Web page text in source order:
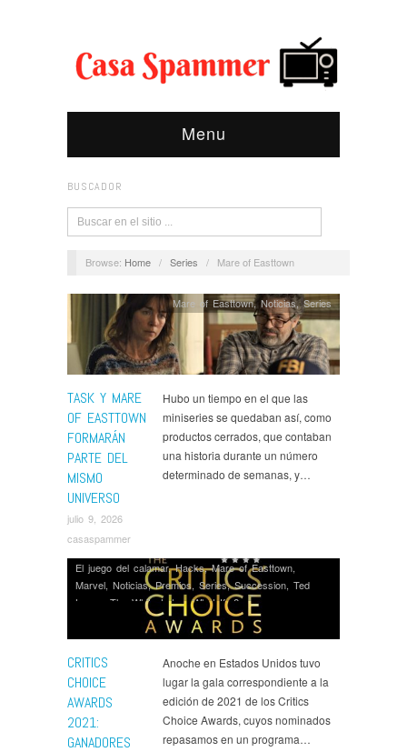
Menu
BUSCADOR
Browse: Home / Series / Mare of Easttown
TASK Y MARE
OF EASTTOWN
FORMARÁN
PARTE DEL
MISMO
UNIVERSO
julio 9, 2026
casaspammer
Mare of Easttown,Noticias,Series
Hubo un tiempo en el que las
miniseries se quedaban así, como
productos cerrados, que contaban
una historia durante un número
determinado de semanas, y…
CRITICS
CHOICE
AWARDS
2021:
GANADORES
El juego del calamar,Hacks,Mare of Easttown,
Marvel, Noticias,Premios, Series,Succession, Ted
Lasso
The White Lotus,What If...?
Anoche en Estados Unidos tuvo
lugar la gala correspondiente a la
edición de 2021 de los Critics
Choice Awards, cuyos nominados
repasamos en un programa…